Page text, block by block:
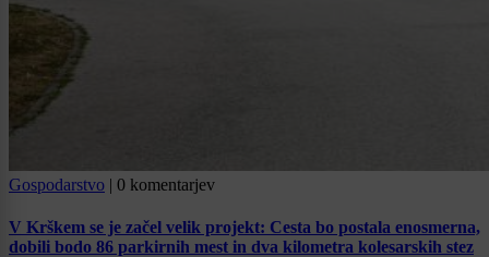
Gospodarstvo | 0 komentarjev
V Krškem se je začel velik projekt: Cesta bo postala enosmerna,
dobili bodo 86 parkirnih mest in dva kilometra kolesarskih stez